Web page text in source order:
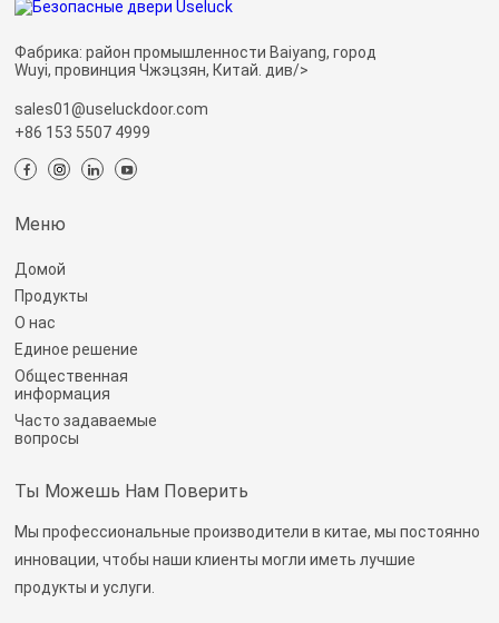
Фабрика: район промышленности Baiyang, город
Wuyi, провинция Чжэцзян, Китай. див/>
sales01@useluckdoor.com
+86 153 5507 4999
Меню
Домой
Продукты
О нас
Единое решение
Общественная
информация
Часто задаваемые
вопросы
Ты Можешь Нам Поверить
Мы профессиональные производители в китае, мы постоянно
инновации, чтобы наши клиенты могли иметь лучшие
продукты и услуги.